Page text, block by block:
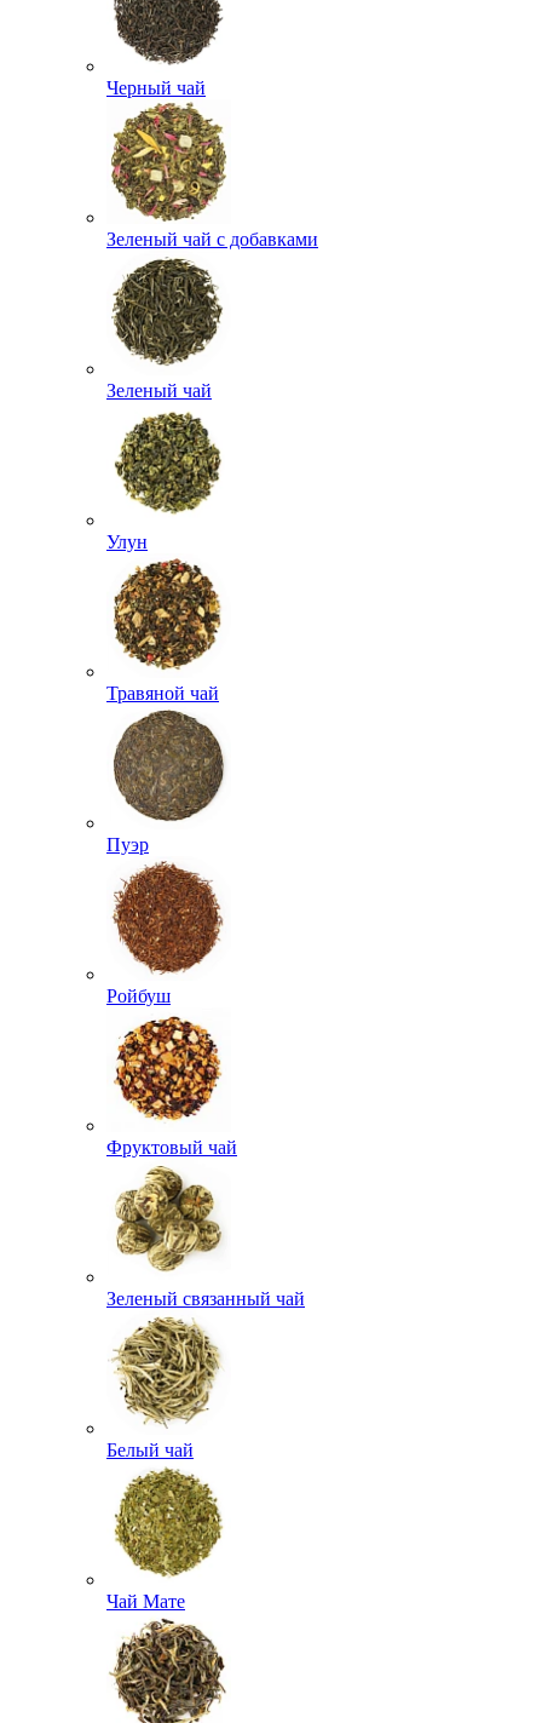
Черный чай
Зеленый чай с добавками
Зеленый чай
Улун
Травяной чай
Пуэр
Ройбуш
Фруктовый чай
Зеленый связанный чай
Белый чай
Чай Мате